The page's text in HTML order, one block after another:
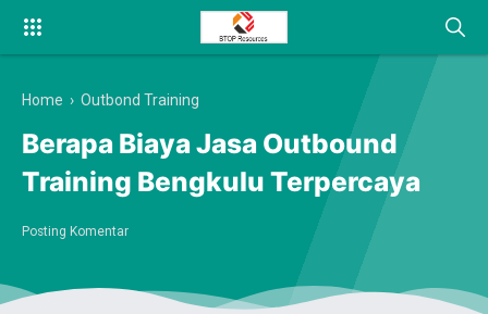
Home › Outbond Training
Berapa Biaya Jasa Outbound
Training Bengkulu Terpercaya
Posting Komentar